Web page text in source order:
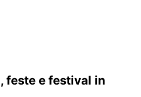
feste e festival in